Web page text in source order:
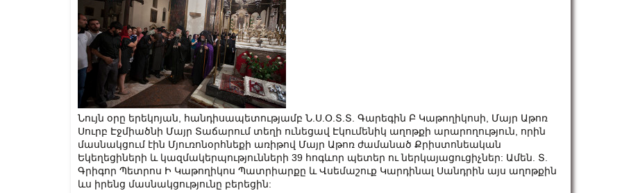
Նույն օրը երեկոյան, հանդիսապետությամբ Ն.Ս.Օ.Տ.Տ. Գարեգին Բ Կաթողիկոսի, Մայր Աթոռ
Սուրբ Էջմիածնի Մայր Տաճարում տեղի ունեցավ Էկումենիկ աղոթքի արարողություն, որին
մասնակցում էին Մյուռոնօրհնեքի առիթով Մայր Աթոռ ժամանած Քրիստոնեական
Եկեղեցիների և կազմակերպությունների 39 հոգևոր պետեր ու ներկայացուցիչներ: Ամեն. Տ.
Գրիգոր Պետրոս Ի Կաթողիկոս Պատրիարքը և Վսեմաշուք Կարդինալ Սանդրին այս աղոթքին
ևս իրենց մասնակցությունը բերեցին: